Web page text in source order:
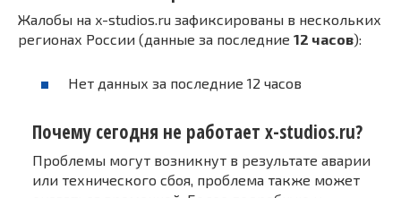
Жалобы на x-studios.ru зафиксированы в нескольких
регионах России (данные за последние 12 часов):
Нет данных за последние 12 часов
Почему сегодня не работает x-studios.ru?
Проблемы могут возникнут в результате аварии
или технического сбоя, проблема также может